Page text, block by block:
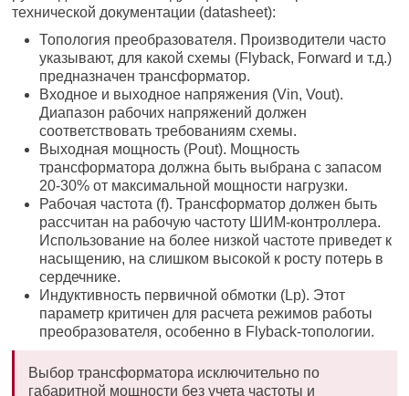
технической документации (datasheet):
Топология преобразователя. Производители часто
указывают, для какой схемы (Flyback, Forward и т.д.)
предназначен трансформатор.
Входное и выходное напряжения (Vin, Vout).
Диапазон рабочих напряжений должен
соответствовать требованиям схемы.
Выходная мощность (Pout). Мощность
трансформатора должна быть выбрана с запасом
20-30% от максимальной мощности нагрузки.
Рабочая частота (f). Трансформатор должен быть
рассчитан на рабочую частоту ШИМ-контроллера.
Использование на более низкой частоте приведет к
насыщению, на слишком высокой к росту потерь в
сердечнике.
Индуктивность первичной обмотки (Lp). Этот
параметр критичен для расчета режимов работы
преобразователя, особенно в Flyback-топологии.
Выбор трансформатора исключительно по
габаритной мощности без учета частоты и